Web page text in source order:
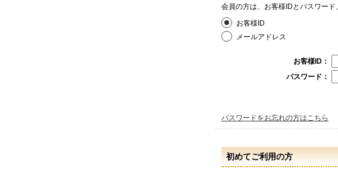
会員の方は、お客様IDとパスワー
お客様ID
メールアドレス
お客様ID：
パスワード：
パスワードをお忘れの方はこちら
初めてご利用の方